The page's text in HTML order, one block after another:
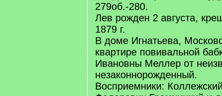
279об.-280.
Лев рожден 2 августа,
1879 г.
В доме Игнатьева,
квартире повивальной
Ивановны Меллер от
незаконнорожденный.
Восприемники: